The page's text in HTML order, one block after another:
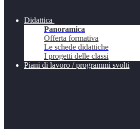
Didattica
Panoramica
Offerta formativa
Le schede didattiche
I progetti delle classi
Piani di lavoro / programmi svolti